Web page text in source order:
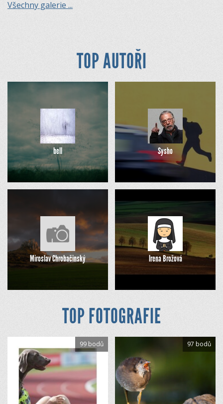
Všechny galerie ...
TOP AUTOŘI
bell Sysho
Miroslav Chrobačinský Irena Brožová
TOP FOTOGRAFIE
99 bodů 97 bodů